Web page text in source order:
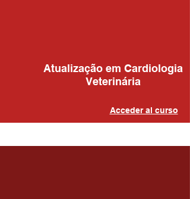
Atualização em Cardiologia
Veterinária
Acceder al curso